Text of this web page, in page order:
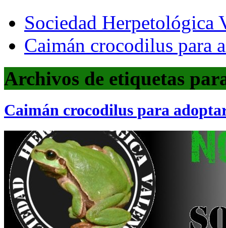
Sociedad Herpetológica
Caimán crocodilus para
Archivos de etiquetas
Caimán crocodilus para